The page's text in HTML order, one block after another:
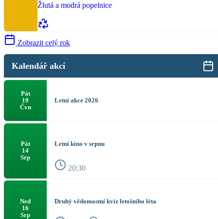
Žlutá a modrá popelnice
Zobrazit celý rok
Kalendář akcí
Pát
19
Čvn
Letní akce 2026
Pát
14
Srp
Letní kino v srpnu
20:30
Ned
16
Srp
Druhý vědomostní kvíz letošního léta